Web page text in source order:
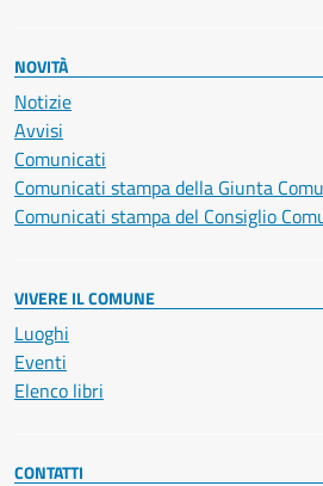
NOVITÀ
Notizie
Avvisi
Comunicati
Comunicati stampa della Giunta
Comunicati stampa del Consiglio
VIVERE IL COMUNE
Luoghi
Eventi
Elenco libri
CONTATTI